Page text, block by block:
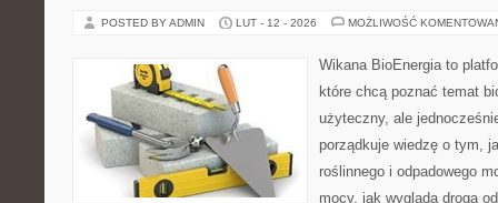
POSTED BY ADMIN LUT - 12 - 2026 MOŻLIWOŚĆ
Wikana BioEnergia to
które chcą poznać temat
użyteczny, ale
porządkuje wiedzę o tym,
roślinnego i odpadowego
mocy, jak wygląda droga